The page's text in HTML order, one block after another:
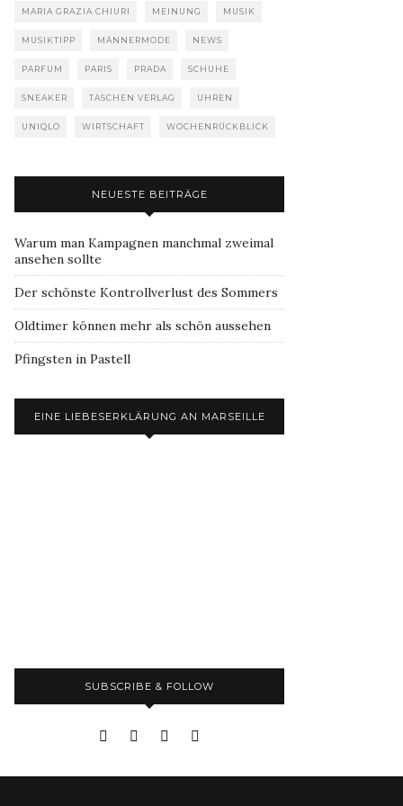
MARIA GRAZIA CHIURI MEINUNG MUSIK
MUSIKTIPP MÄNNERMODE NEWS
PARFUM PARIS PRADA SCHUHE
SNEAKER TASCHEN VERLAG UHREN
UNIQLO WIRTSCHAFT WOCHENRÜCKBLICK
NEUESTE BEITRÄGE
Warum man Kampagnen manchmal zweimal
ansehen sollte
Der schönste Kontrollverlust des Sommers
Oldtimer können mehr als schön aussehen
Pfingsten in Pastell
EINE LIEBESERKLÄRUNG AN MARSEILLE
SUBSCRIBE & FOLLOW